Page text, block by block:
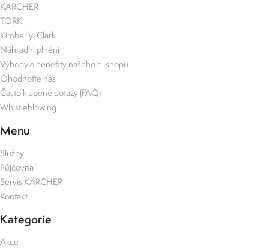
KÄRCHER
TORK
Kimberly-Clark
Náhradní plnění
Výhody a benefity našeho e-shopu
Ohodnoťte nás
Často kladené dotazy (FAQ)
Whistleblowing
Menu
Služby
Půjčovna
Servis KÄRCHER
Kontakt
Kategorie
Akce